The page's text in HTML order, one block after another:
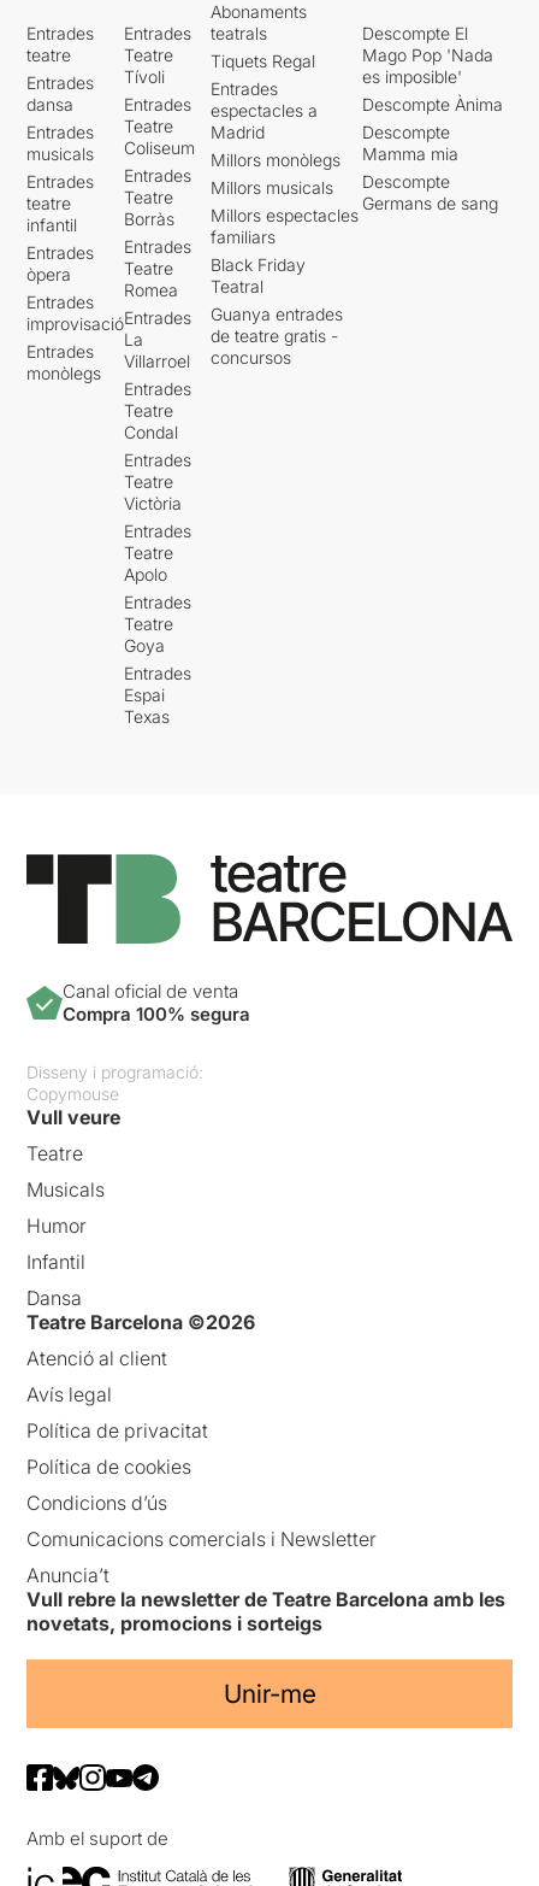
Entrades
teatre
Entrades
dansa
Entrades
musicals
Entrades
teatre
infantil
Entrades
òpera
Entrades
improvisació
Entrades
monòlegs
Entrades
Teatre
Tívoli
Entrades
Teatre
Coliseum
Entrades
Teatre
Borràs
Entrades
Teatre
Romea
Entrades
La
Villarroel
Entrades
Teatre
Condal
Entrades
Teatre
Victòria
Entrades
Teatre
Apolo
Entrades
Teatre
Goya
Entrades
Espai
Texas
Abonaments
teatrals
Tiquets Regal
Entrades
espectacles a
Madrid
Millors monòlegs
Millors musicals
Millors espectacles
familiars
Black Friday
Teatral
Guanya entrades
de teatre gratis -
concursos
Descompte El
Mago Pop 'Nada
es imposible'
Descompte Ànima
Descompte
Mamma mia
Descompte
Germans de sang
Canal oficial de venta
Compra 100% segura
Disseny i programació:
Copymouse
Vull veure
Teatre
Musicals
Humor
Infantil
Dansa
Teatre Barcelona ©2026
Atenció al client
Avís legal
Política de privacitat
Política de cookies
Condicions d’ús
Comunicacions comercials i Newsletter
Anuncia’t
Vull rebre la newsletter de Teatre Barcelona amb les
novetats, promocions i sorteigs
Unir-me
Amb el suport de